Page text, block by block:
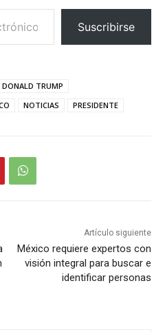
Suscribirse
DONALD TRUMP
NOTICIAS PRESIDENTE
Artículo siguiente
México requiere expertos con
visión integral para buscar e
identificar personas